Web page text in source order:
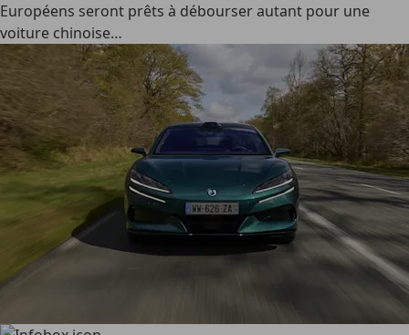
Européens seront prêts à débourser autant pour une
voiture chinoise…